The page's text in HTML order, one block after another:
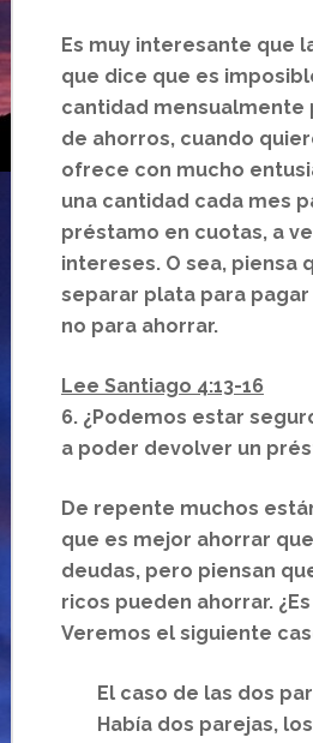
Es muy interesante que
que dice que es
cantidad mensualmente
de ahorros, cuando
ofrece con mucho
una cantidad cada mes
préstamo en cuotas, a
intereses. O sea, piensa
separar plata para
no para ahorrar.
Lee Santiago 4:13-16
6. ¿Podemos estar
a poder devolver un
De repente muchos
que es mejor ahorrar
deudas, pero piensan
ricos pueden ahorrar.
Veremos el siguiente
El caso de las dos
Había dos parejas,